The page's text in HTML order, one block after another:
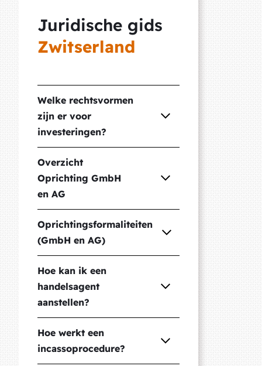
Juridische gids
Zwitserland
Welke rechtsvormen
zijn er voor
investeringen?
Overzicht
Oprichting GmbH
en AG
Oprichtingsformaliteiten
(GmbH en AG)
Hoe kan ik een
handelsagent
aanstellen?
Hoe werkt een
incassoprocedure?